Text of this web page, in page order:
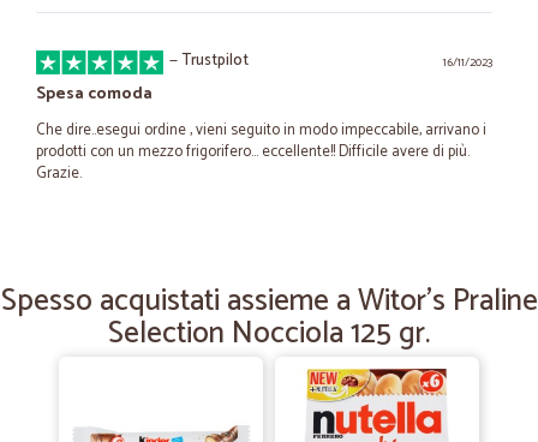
16/11/2023
—Trustpilot
Spesa comoda
Che dire..esegui ordine , vieni seguito in modo impeccabile, arrivano i
prodotti con un mezzo frigorifero… eccellente!! Difficile avere di più.
Grazie.
Ottimo e puntuale grazie
Ottimo e puntuale grazie
ottime offerte e sorpreso per la…
Spesso acquistati assieme a Witor's Praline
Selection Nocciola 125 gr.